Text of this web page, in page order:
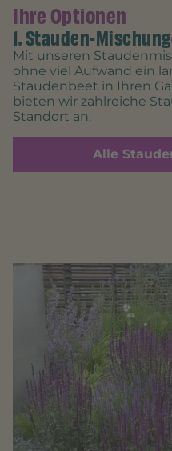
Ihre Optionen
1. Stauden-
Mit unseren
ohne viel Aufwand ein
Staudenbeet in Ihren
bieten wir zahlreiche
Standort an.
Alle